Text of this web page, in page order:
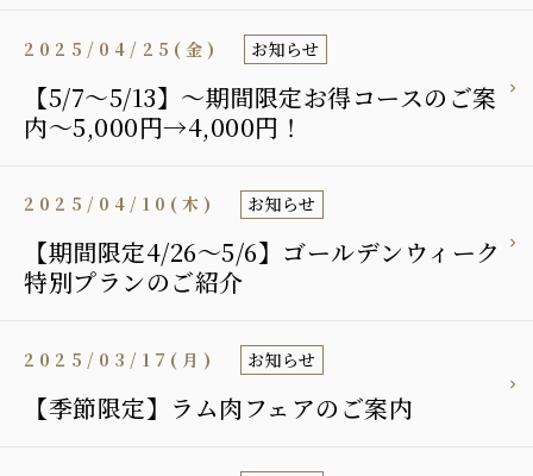
【5/7〜5/13】～期間限定お得コースのご案
内～5,000円→4,000円！
2025/04/25(金) お知らせ
【期間限定4/26～5/6】ゴールデンウィーク
特別プランのご紹介
2025/04/10(木) お知らせ
【季節限定】ラム肉フェアのご案内
2025/03/17(月) お知らせ